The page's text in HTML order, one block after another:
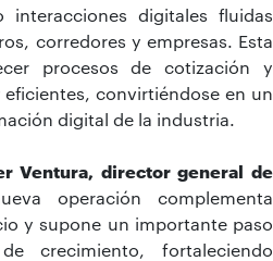
interacciones digitales fluidas
corredores y empresas. Esta
procesos de cotización y
convirtiéndose en un
digital de la industria.
Ventura, director general de
operación complementa
y supone un importante paso
crecimiento, fortaleciendo